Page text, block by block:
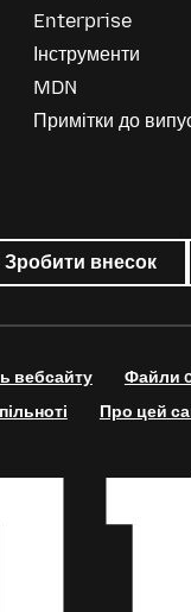
Enterprise
Інструменти
MDN
Примітки до
Зробити внесок
вебсайту Файли
Про цей